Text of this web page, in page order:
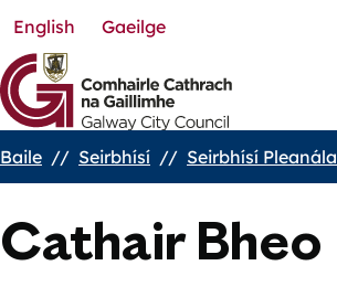
Skip
to
main
content
English Gaeilge
Breadcrumbs
Baile Seirbhísí Seirbhísí Pleanála
Cathair Bheo